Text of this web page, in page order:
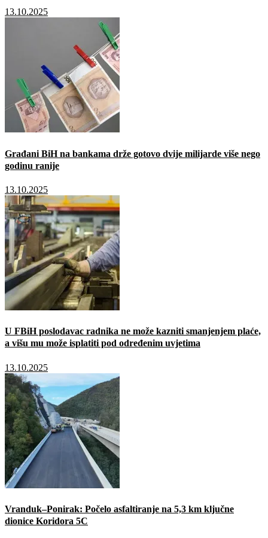
13.10.2025
Građani BiH na bankama drže gotovo dvije milijarde više nego
godinu ranije
13.10.2025
U FBiH poslodavac radnika ne može kazniti smanjenjem plaće,
a višu mu može isplatiti pod određenim uvjetima
13.10.2025
Vranduk–Ponirak: Počelo asfaltiranje na 5,3 km ključne
dionice Koridora 5C